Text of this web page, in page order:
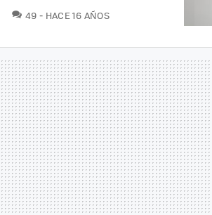
49 COMENTARIOS
HACE 16 AÑOS